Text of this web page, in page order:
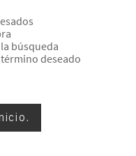
búsqueda
deseado